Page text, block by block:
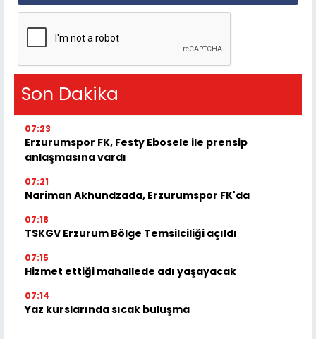
Son Dakika
07:23
Erzurumspor FK, Festy Ebosele ile prensip
anlaşmasına vardı
07:21
Nariman Akhundzada, Erzurumspor FK'da
07:18
TSKGV Erzurum Bölge Temsilciliği açıldı
07:15
Hizmet ettiği mahallede adı yaşayacak
07:14
Yaz kurslarında sıcak buluşma